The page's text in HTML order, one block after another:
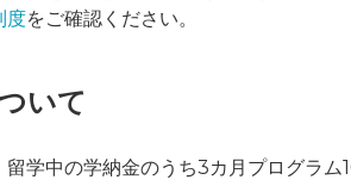
度をご確認ください。
いて
学中の学納金のうち3カ月プログラ